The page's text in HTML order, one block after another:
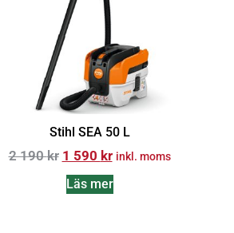
Stihl SEA 50 L
2 190kr 1 590 kr inkl. moms
Läs mer